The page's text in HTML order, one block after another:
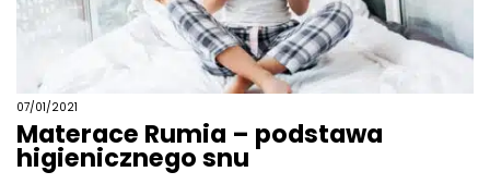
07/01/2021
Materace Rumia – podstawa
higienicznego snu